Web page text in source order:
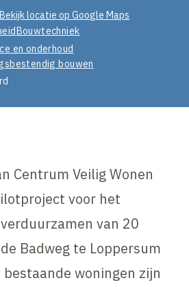
Bekijk locatie op Google Maps
Bouwtechniek
en onderhoud
bouwen
Centrum Veilig Wonen
voor het
van 20
Badweg te Loppersum
bestaande woningen zijn